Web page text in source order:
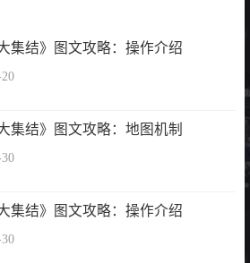
集结》图文攻略：操作介绍
集结》图文攻略：地图机制
集结》图文攻略：操作介绍